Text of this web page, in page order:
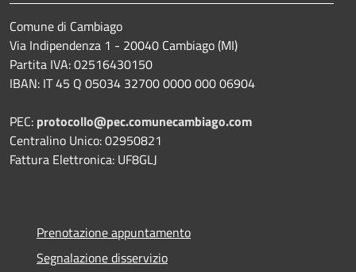
Comune di Cambiago
Via Indipendenza 1 - 20040 Cambiago (MI)
Partita IVA: 02516430150
IBAN: IT 45 Q 05034 32700 0000 000 06904
PEC: protocollo@pec.comunecambiago.com
Centralino Unico: 02950821
Fattura Elettronica: UF8GLJ
Prenotazione appuntamento
Segnalazione disservizio